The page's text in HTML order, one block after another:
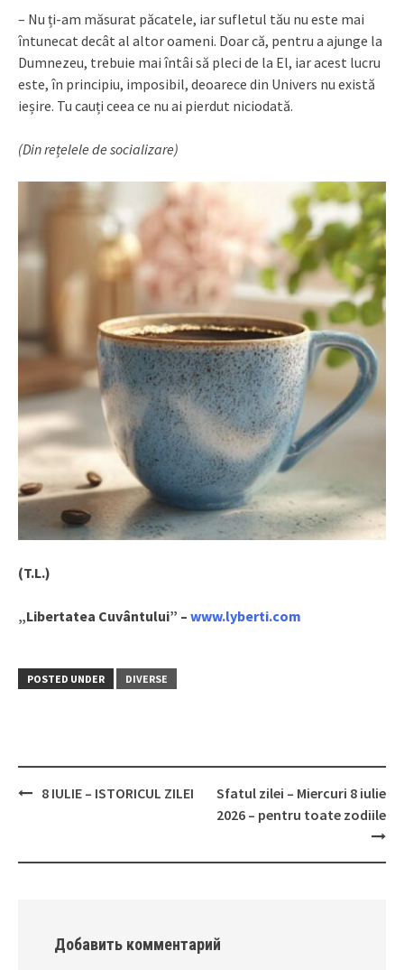
– Nu ți-am măsurat păcatele, iar sufletul tău nu este mai
întunecat decât al altor oameni. Doar că, pentru a ajunge la
Dumnezeu, trebuie mai întâi să pleci de la El, iar acest lucru
este, în principiu, imposibil, deoarece din Univers nu există
ieșire. Tu cauți ceea ce nu ai pierdut niciodată.
(Din rețelele de socializare)
(T.L.)
„Libertatea Cuvântului” – www.lyberti.com
POSTED UNDER DIVERSE
8 IULIE – ISTORICUL ZILEI
Sfatul zilei – Miercuri 8 iulie
2026 – pentru toate zodiile
Добавить комментарий